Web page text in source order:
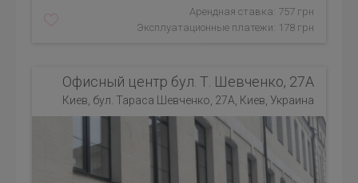
Арендная ставка: 757 грн
Эксплуатационные платежи: 178 грн
Офисный центр бул. Т. Шевченко, 27А
Киев, бул. Тараса Шевченко, 27А, Киев, Украина